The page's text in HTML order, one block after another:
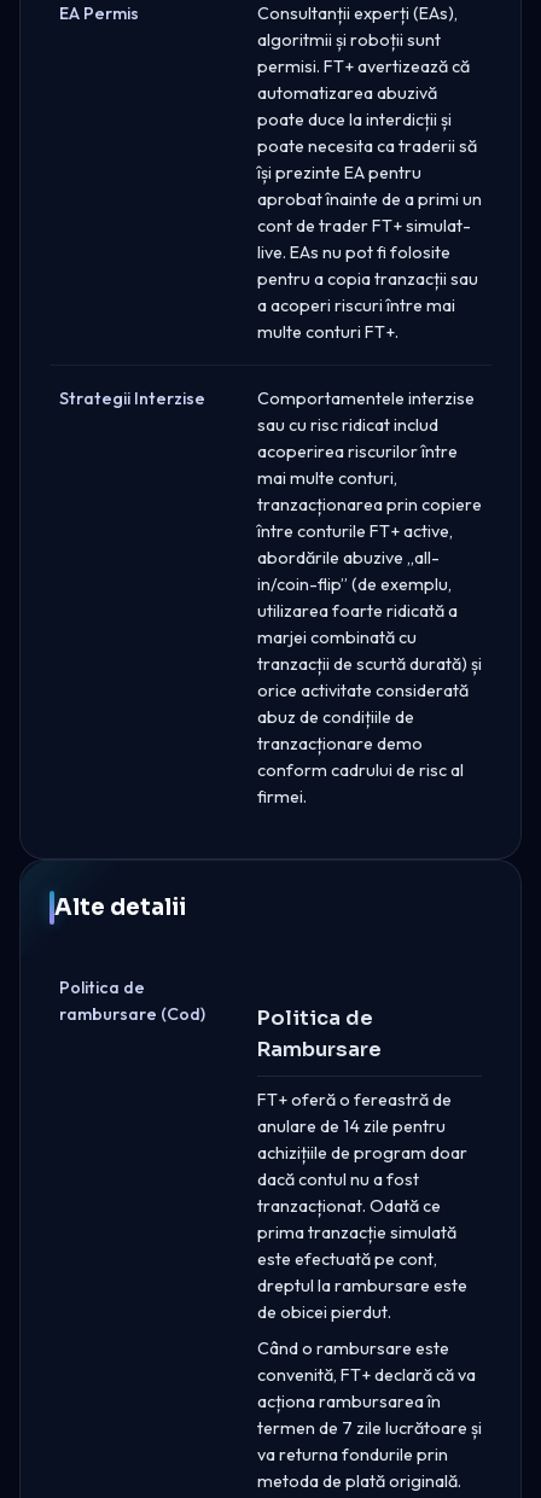
EA Permis
Consultanții experți (EAs),
algoritmii și roboții sunt
permisi. FT+ avertizează că
automatizarea abuzivă
poate duce la interdicții și
poate necesita ca traderii să
își prezinte EA pentru
aprobat înainte de a primi un
cont de trader FT+ simulat-
live. EAs nu pot fi folosite
pentru a copia tranzacții sau
a acoperi riscuri între mai
multe conturi FT+.
Strategii Interzise
Comportamentele interzise
sau cu risc ridicat includ
acoperirea riscurilor între
mai multe conturi,
tranzacționarea prin copiere
între conturile FT+ active,
abordările abuzive „all-
in/coin-flip” (de exemplu,
utilizarea foarte ridicată a
marjei combinată cu
tranzacții de scurtă durată) și
orice activitate considerată
abuz de condițiile de
tranzacționare demo
conform cadrului de risc al
firmei.
Alte detalii
Politica de
rambursare (Cod)
Politica de
Rambursare
FT+ oferă o fereastră de
anulare de 14 zile pentru
achizițiile de program doar
dacă contul nu a fost
tranzacționat. Odată ce
prima tranzacție simulată
este efectuată pe cont,
dreptul la rambursare este
de obicei pierdut.
Când o rambursare este
convenită, FT+ declară că va
acționa rambursarea în
termen de 7 zile lucrătoare și
va returna fondurile prin
metoda de plată originală.